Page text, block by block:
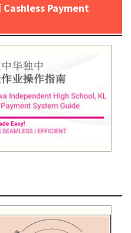
Payment